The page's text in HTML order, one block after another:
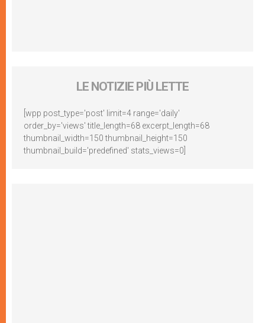
LE NOTIZIE PIÙ LETTE
[wpp post_type='post' limit=4 range='daily'
order_by='views' title_length=68 excerpt_length=68
thumbnail_width=150 thumbnail_height=150
thumbnail_build='predefined' stats_views=0]